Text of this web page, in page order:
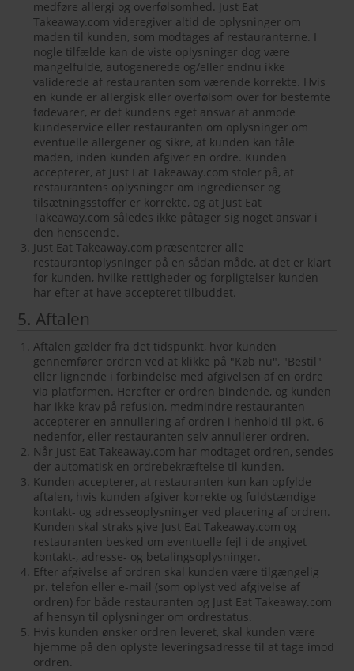
medføre allergi og overfølsomhed. Just Eat
Takeaway.com videregiver altid de oplysninger om
maden til kunden, som modtages af restauranterne. I
nogle tilfælde kan de viste oplysninger dog være
mangelfulde, autogenerede og/eller endnu ikke
validerede af restauranten som værende korrekte. Hvis
en kunde er allergisk eller overfølsom over for bestemte
fødevarer, er det kundens eget ansvar at anmode
kundeservice eller restauranten om oplysninger om
eventuelle allergener og sikre, at kunden kan tåle
maden, inden kunden afgiver en ordre. Kunden
accepterer, at Just Eat Takeaway.com stoler på, at
restaurantens oplysninger om ingredienser og
tilsætningsstoffer er korrekte, og at Just Eat
Takeaway.com således ikke påtager sig noget ansvar i
den henseende.
Just Eat Takeaway.com præsenterer alle
restaurantoplysninger på en sådan måde, at det er klart
for kunden, hvilke rettigheder og forpligtelser kunden
har efter at have accepteret tilbuddet.
5. Aftalen
Aftalen gælder fra det tidspunkt, hvor kunden
gennemfører ordren ved at klikke på "Køb nu", "Bestil"
eller lignende i forbindelse med afgivelsen af en ordre
via platformen. Herefter er ordren bindende, og kunden
har ikke krav på refusion, medmindre restauranten
accepterer en annullering af ordren i henhold til pkt. 6
nedenfor, eller restauranten selv annullerer ordren.
Når Just Eat Takeaway.com har modtaget ordren, sendes
der automatisk en ordrebekræftelse til kunden.
Kunden accepterer, at restauranten kun kan opfylde
aftalen, hvis kunden afgiver korrekte og fuldstændige
kontakt- og adresseoplysninger ved placering af ordren.
Kunden skal straks give Just Eat Takeaway.com og
restauranten besked om eventuelle fejl i de angivet
kontakt-, adresse- og betalingsoplysninger.
Efter afgivelse af ordren skal kunden være tilgængelig
pr. telefon eller e-mail (som oplyst ved afgivelse af
ordren) for både restauranten og Just Eat Takeaway.com
af hensyn til oplysninger om ordrestatus.
Hvis kunden ønsker ordren leveret, skal kunden være
hjemme på den oplyste leveringsadresse til at tage imod
ordren.